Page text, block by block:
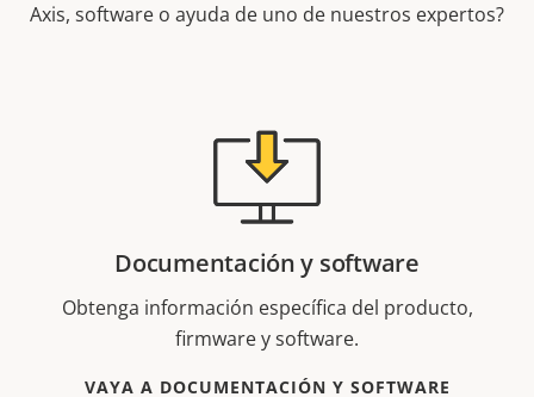
Axis, software o ayuda de uno de nuestros expertos?
Documentación y software
Obtenga información específica del producto,
firmware y software.
VAYA A DOCUMENTACIÓN Y SOFTWARE